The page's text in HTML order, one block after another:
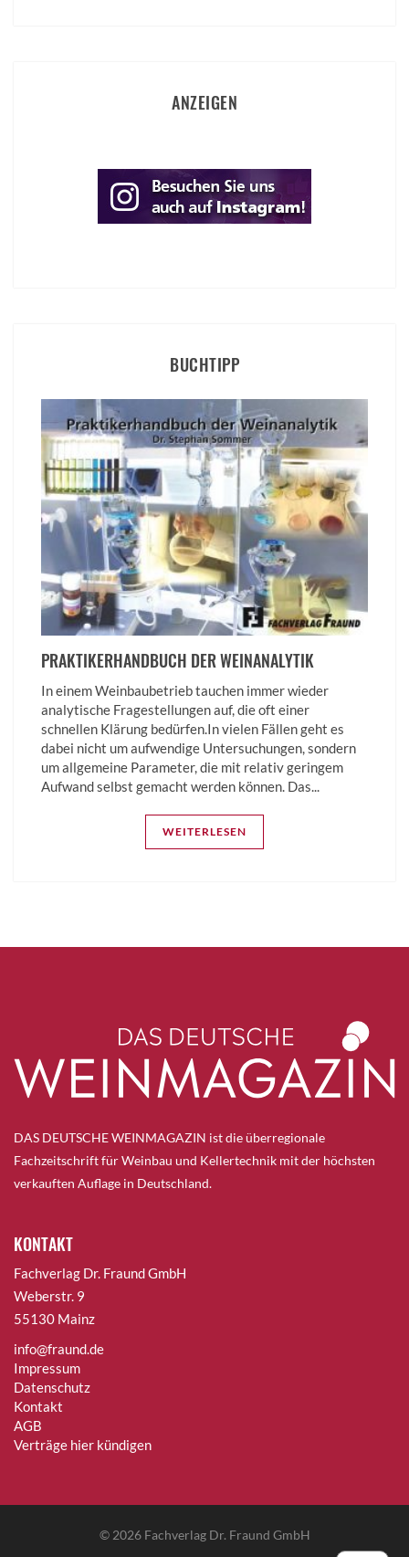
ANZEIGEN
BUCHTIPP
PRAKTIKERHANDBUCH DER WEINANALYTIK
In einem Weinbaubetrieb tauchen immer wieder
analytische Fragestellungen auf, die oft einer
schnellen Klärung bedürfen.In vielen Fällen geht es
dabei nicht um aufwendige Untersuchungen, sondern
um allgemeine Parameter, die mit relativ geringem
Aufwand selbst gemacht werden können. Das...
WEITERLESEN
DAS DEUTSCHE WEINMAGAZIN ist die überregionale
Fachzeitschrift für Weinbau und Kellertechnik mit der höchsten
verkauften Auflage in Deutschland.
KONTAKT
Fachverlag Dr. Fraund GmbH
Weberstr. 9
55130 Mainz
info@fraund.de
Impressum
Datenschutz
Kontakt
AGB
Verträge hier kündigen
© 2026 Fachverlag Dr. Fraund GmbH